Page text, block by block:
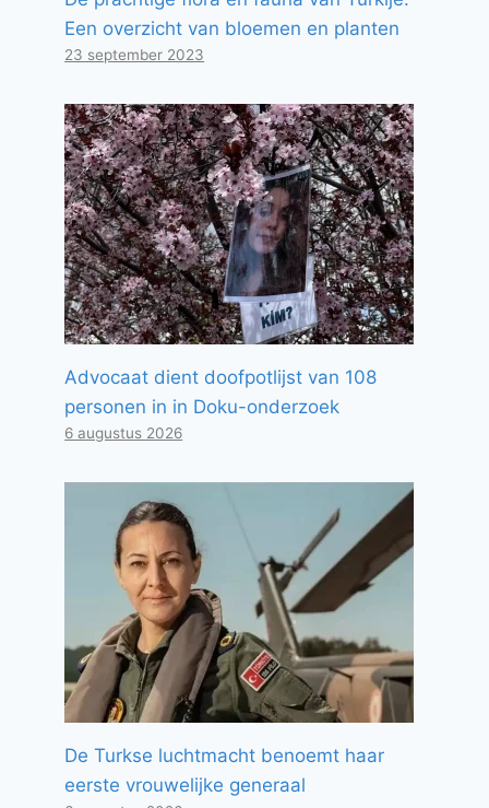
Een overzicht van bloemen en planten
23 september 2023
Advocaat dient doofpotlijst van 108
personen in in Doku-onderzoek
6 augustus 2026
De Turkse luchtmacht benoemt haar
eerste vrouwelijke generaal